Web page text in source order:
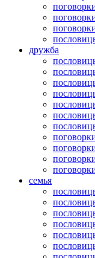
дружба
семья